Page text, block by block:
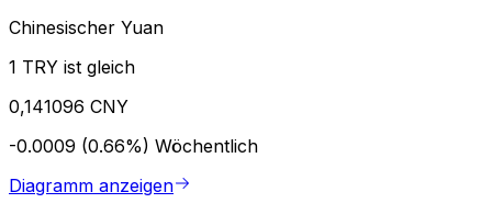
Chinesischer Yuan
1 TRY ist gleich
0,141096 CNY
-0.0009 (0.66%) Wöchentlich
Diagramm anzeigen